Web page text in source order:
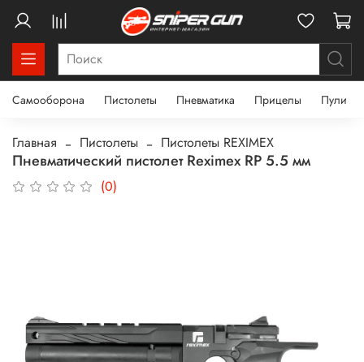
Самооборона Пистолеты Пневматика Прицелы Пули
Главная Пистолеты Пистолеты REXIMEX
Пневматический пистолет Reximex RP 5.5 мм
(0)